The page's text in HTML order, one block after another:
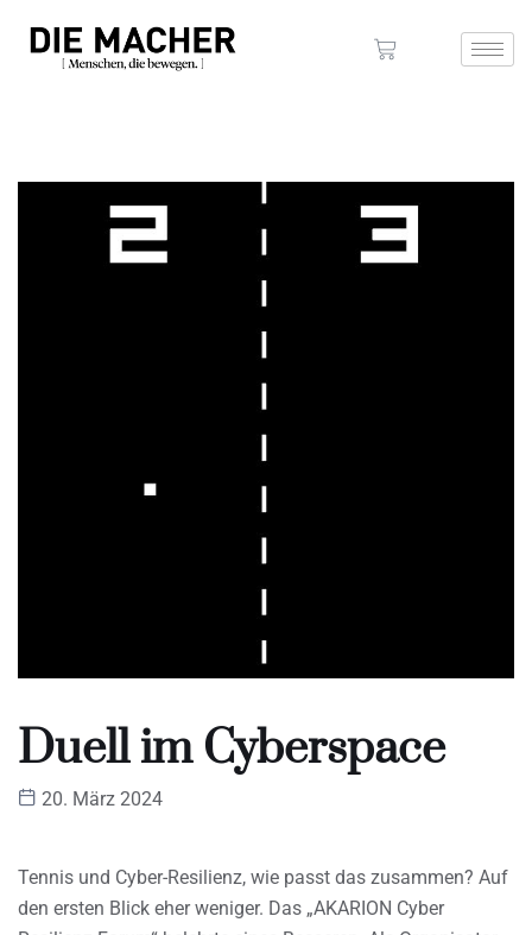
Duell im Cyberspace
20. März 2024
Tennis und Cyber-Resilienz, wie passt das zusammen? Auf
den ersten Blick eher weniger. Das „AKARION Cyber